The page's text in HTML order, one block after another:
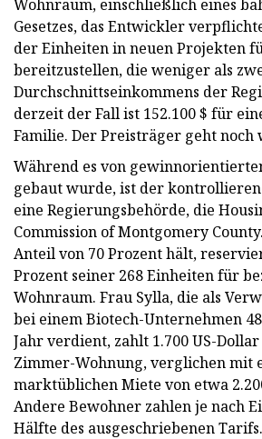
Wohnraum, einschließlich eines
Gesetzes, das Entwickler
der Einheiten in neuen Projekten
bereitzustellen, die weniger als
Durchschnittseinkommens der
derzeit der Fall ist 152.100 $ für
Familie. Der Preisträger geht noch
Während es von
gebaut wurde, ist der
eine Regierungsbehörde, die
Commission of Montgomery
Anteil von 70 Prozent hält,
Prozent seiner 268 Einheiten für
Wohnraum. Frau Sylla, die als
bei einem Biotech-Unternehmen
Jahr verdient, zahlt 1.700 US-
Zimmer-Wohnung, verglichen mit
marktüblichen Miete von etwa
Andere Bewohner zahlen je nach
Hälfte des ausgeschriebenen Tarifs.